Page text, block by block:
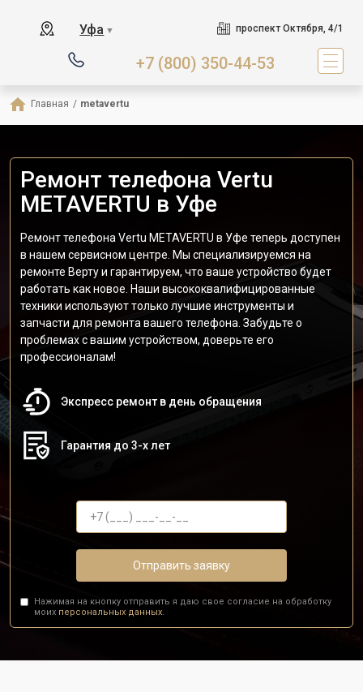
Уфа ▼ проспект Октября, 4/1
+7 (800) 350-44-53
Главная / metavertu
Ремонт телефона Vertu
METAVERTU в Уфе
Ремонт телефона Vertu METAVERTU в Уфе теперь доступен
в нашем сервисном центре. Мы специализируемся на
ремонте Верту и гарантируем, что ваше устройство будет
работать как новое. Наши высококвалифицированные
техники используют только лучшие инструменты и
запчасти для ремонта вашего телефона. Забудьте о
проблемах с вашим устройством, доверьте его
профессионалам!
Экспресс ремонт в день обращения
Гарантия до 3-х лет
Отправить заявку
Нажимая на кнопку отправить я даю свое согласие на обработку
моих персональных данных.